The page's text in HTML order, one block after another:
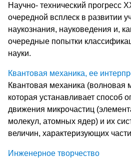
Научно- технический прогресс
очередной всплеск в развитии
наукознания, науковедения и,
очередные попытки
науки.
Квантовая механика, ее
Квантовая механика (волновая
которая устанавливает способ
движения микрочастиц
молекул, атомных ядер) и их
величин, характеризующих
Инженерное творчество